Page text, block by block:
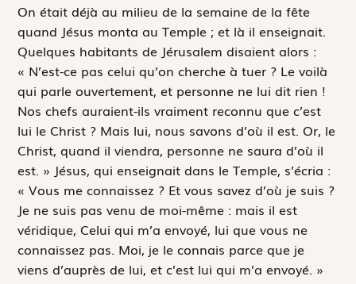
On était déjà au milieu de la semaine de la fête
quand Jésus monta au Temple ; et là il enseignait.
Quelques habitants de Jérusalem disaient alors :
« N’est-ce pas celui qu’on cherche à tuer ? Le voilà
qui parle ouvertement, et personne ne lui dit rien !
Nos chefs auraient-ils vraiment reconnu que c’est
lui le Christ ? Mais lui, nous savons d’où il est. Or, le
Christ, quand il viendra, personne ne saura d’où il
est. » Jésus, qui enseignait dans le Temple, s’écria :
« Vous me connaissez ? Et vous savez d’où je suis ?
Je ne suis pas venu de moi-même : mais il est
véridique, Celui qui m’a envoyé, lui que vous ne
connaissez pas. Moi, je le connais parce que je
viens d’auprès de lui, et c’est lui qui m’a envoyé. »